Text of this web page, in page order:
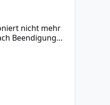
nicht mehr
Beendigung